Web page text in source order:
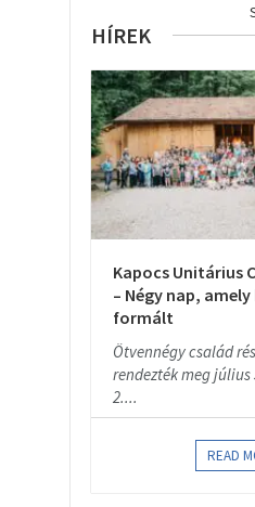
HÍREK
Kapocs Unitárius
– Négy nap,
formált
Ötvennégy család
rendezték meg július
2....
READ